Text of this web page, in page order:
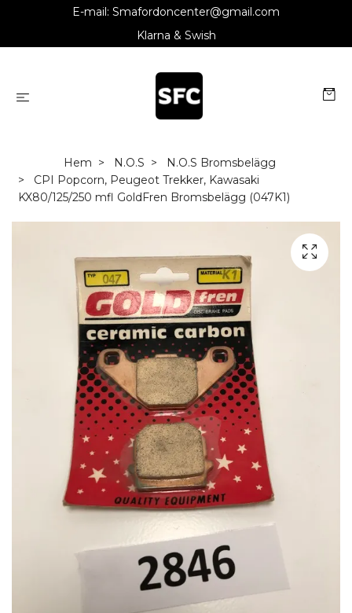
E-mail: Smafordoncenter@gmail.com
Klarna & Swish
Hem N.O.S
N.O.S Bromsbelägg
CPI Popcorn, Peugeot Trekker, Kawasaki
KX80/125/250 mfl GoldFren Bromsbelägg (047K1)